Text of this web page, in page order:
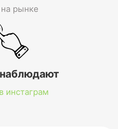
рынке
инстаграм